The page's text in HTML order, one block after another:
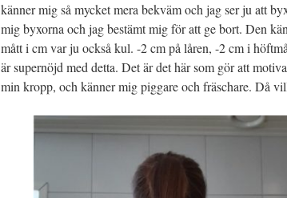
känner mig så mycket mera bekväm och jag ser ju att
mig byxorna och jag bestämt mig för att ge bort. Den
mått i cm var ju också kul. -2 cm på låren, -2 cm i
är supernöjd med detta. Det är det här som gör att
min kropp, och känner mig piggare och fräschare. Då